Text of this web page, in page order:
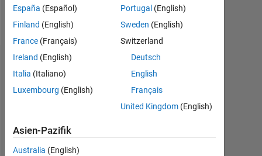
Processing,
Image
Processing
Mehr
anzeigen
Dashboard
Statistik
España (Español)
Finland (English)
France (Français)
Ireland (English)
Italia (Italiano)
Luxembourg (English)
Portugal (English)
Sweden (English)
Switzerland
Deutsch
English
Français
United Kingdom (English)
Asien-Pazifik
Australia (English)